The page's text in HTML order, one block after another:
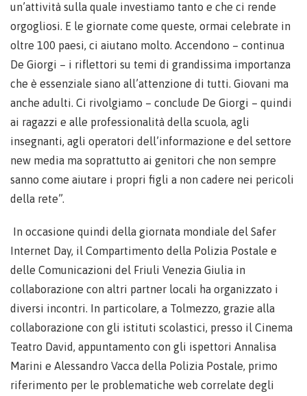
un’attività sulla quale investiamo tanto e che ci rende
orgogliosi. E le giornate come queste, ormai celebrate in
oltre 100 paesi, ci aiutano molto. Accendono – continua
De Giorgi – i riflettori su temi di grandissima importanza
che è essenziale siano all’attenzione di tutti. Giovani ma
anche adulti. Ci rivolgiamo – conclude De Giorgi – quindi
ai ragazzi e alle professionalità della scuola, agli
insegnanti, agli operatori dell’informazione e del settore
new media ma soprattutto ai genitori che non sempre
sanno come aiutare i propri figli a non cadere nei pericoli
della rete”.
In occasione quindi della giornata mondiale del Safer
Internet Day, il Compartimento della Polizia Postale e
delle Comunicazioni del Friuli Venezia Giulia in
collaborazione con altri partner locali ha organizzato i
diversi incontri. In particolare, a Tolmezzo, grazie alla
collaborazione con gli istituti scolastici, presso il Cinema
Teatro David, appuntamento con gli ispettori Annalisa
Marini e Alessandro Vacca della Polizia Postale, primo
riferimento per le problematiche web correlate degli